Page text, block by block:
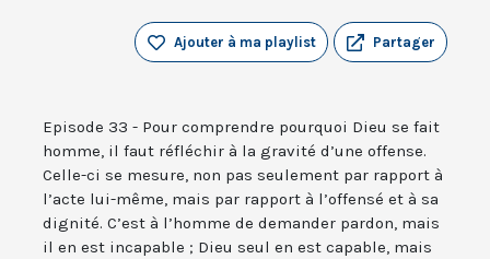
Partager
Ajouter à ma playlist
Episode 33 - Pour comprendre pourquoi Dieu se fait
homme, il faut réfléchir à la gravité d’une offense.
Celle-ci se mesure, non pas seulement par rapport à
l’acte lui-même, mais par rapport à l’offensé et à sa
dignité. C’est à l’homme de demander pardon, mais
il en est incapable ; Dieu seul en est capable, mais